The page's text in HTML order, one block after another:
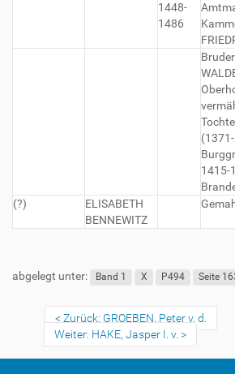
1448-
1486
1415-
(?)
ELISABETH
BENNEWITZ
abgelegt unter: Band 1 X P494 Seite
Zurück: GROEBEN, Peter v. d.
Weiter: HAKE, Jasper I. v.